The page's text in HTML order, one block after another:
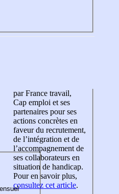
par France travail,
Cap emploi et ses
partenaires pour ses
actions concrètes en
faveur du recrutement,
de l’intégration et de
l’accompagnement de
ses collaborateurs en
situation de handicap.
Pour en savoir plus,
consultez cet article.